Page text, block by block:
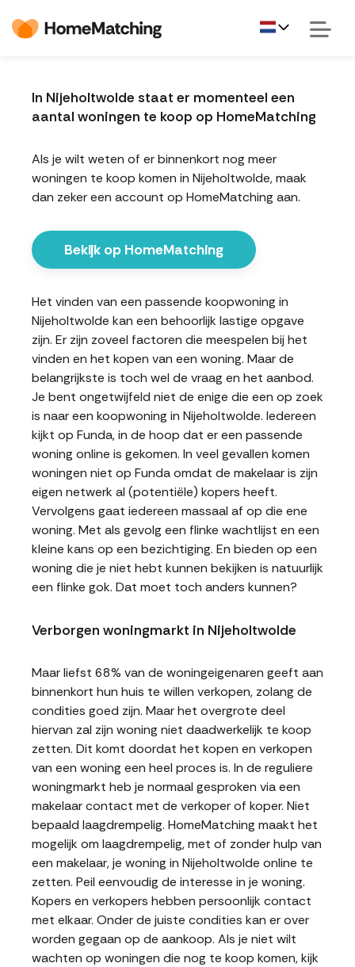
In Nijeholtwolde staat er momenteel een
aantal woningen te koop op HomeMatching
Als je wilt weten of er binnenkort nog meer
woningen te koop komen in Nijeholtwolde, maak
dan zeker een account op HomeMatching aan.
Bekijk op HomeMatching
Het vinden van een passende koopwoning in
Nijeholtwolde kan een behoorlijk lastige opgave
zijn. Er zijn zoveel factoren die meespelen bij het
vinden en het kopen van een woning. Maar de
belangrijkste is toch wel de vraag en het aanbod.
Je bent ongetwijfeld niet de enige die een op zoek
is naar een koopwoning in Nijeholtwolde. Iedereen
kijkt op Funda, in de hoop dat er een passende
woning online is gekomen. In veel gevallen komen
woningen niet op Funda omdat de makelaar is zijn
eigen netwerk al (potentiële) kopers heeft.
Vervolgens gaat iedereen massaal af op die ene
woning. Met als gevolg een flinke wachtlijst en een
kleine kans op een bezichtiging. En bieden op een
woning die je niet hebt kunnen bekijken is natuurlijk
een flinke gok. Dat moet toch anders kunnen?
Verborgen woningmarkt in Nijeholtwolde
Maar liefst 68% van de woningeigenaren geeft aan
binnenkort hun huis te willen verkopen, zolang de
condities goed zijn. Maar het overgrote deel
hiervan zal zijn woning niet daadwerkelijk te koop
zetten. Dit komt doordat het kopen en verkopen
van een woning een heel proces is. In de reguliere
woningmarkt heb je normaal gesproken via een
makelaar contact met de verkoper of koper. Niet
bepaald laagdrempelig. HomeMatching maakt het
mogelijk om laagdrempelig, met of zonder hulp van
een makelaar, je woning in Nijeholtwolde online te
zetten. Peil eenvoudig de interesse in je woning.
Kopers en verkopers hebben persoonlijk contact
met elkaar. Onder de juiste condities kan er over
worden gegaan op de aankoop. Als je niet wilt
wachten op woningen die nog te koop komen, kijk